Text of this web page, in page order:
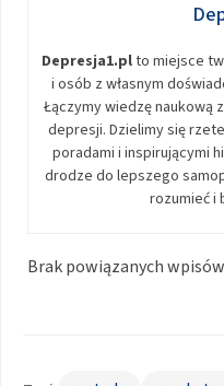
Depresja1.plto miejsce
i osób z własnym
Łączymy wiedzę naukową
depresji. Dzielimy się
poradami i inspirującymi
drodze do lepszego
rozumieć i
Brak powiązanych